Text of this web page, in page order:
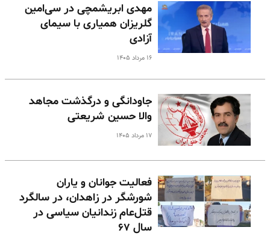
مهدی ابریشمچی در سی‌امین
گلریزان همیاری با سیمای
آزادی
۱۶ مرداد ۱۴۰۵
جاودانگی و درگذشت مجاهد
والا حسین شریعتی
۱۷ مرداد ۱۴۰۵
فعالیت جوانان و یاران
شورشگر در زاهدان، در سالگرد
قتل‌عام زندانیان سیاسی در
سال ۶۷